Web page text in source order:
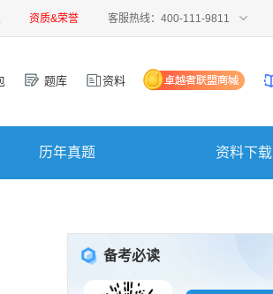
资质&荣誉 客服热线：400-111-9811
题库 资料
历年真题 资料下载
备考必读